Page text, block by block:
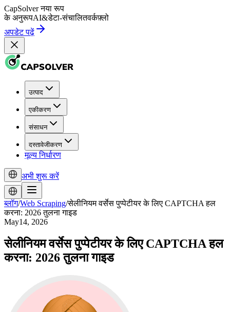
CapSolver नया रूप
के अनुरूपAI&डेटा-संचालितवर्कफ़्लो
अपडेट पढ़ें
उत्पाद
एकीकरण
संसाधन
दस्तावेजीकरण
मूल्य निर्धारण
अभी शुरू करें
ब्लॉग/Web Scraping/सेलीनियम वर्सेस पुप्पेटीयर के लिए CAPTCHA हल
करना: 2026 तुलना गाइड
May14, 2026
सेलीनियम वर्सेस पुप्पेटीयर के लिए CAPTCHA हल
करना: 2026 तुलना गाइड